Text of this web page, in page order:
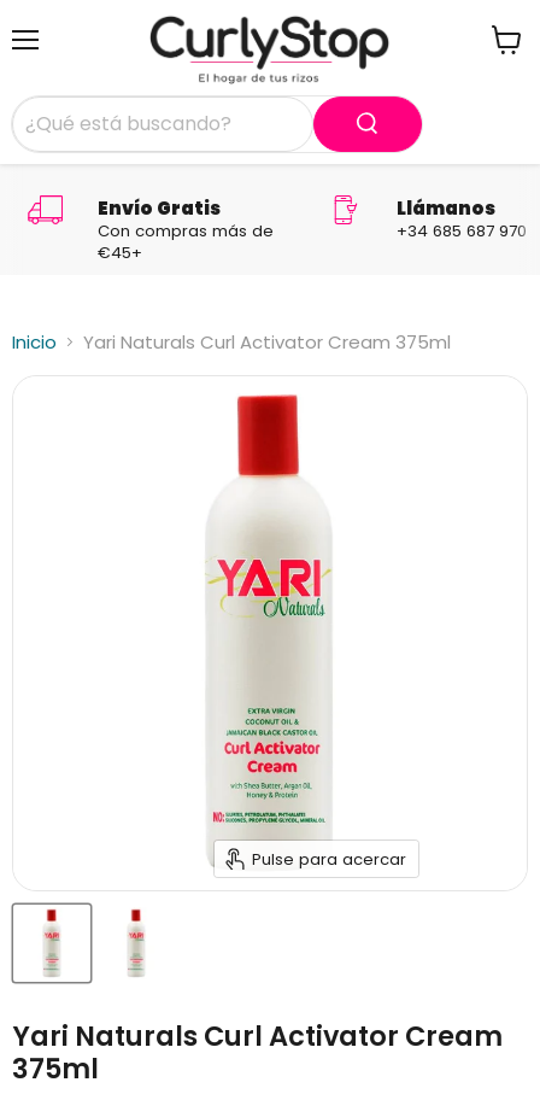
Envío Gratis
Con compras más de
€45+
Llámanos
+34 685 687 970
Inicio Yari Naturals Curl Activator Cream 375ml
Pulse para acercar
Yari Naturals Curl Activator Cream
375ml